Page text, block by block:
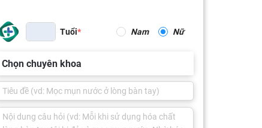
Tuổi Nam Nữ
Chọn chuyên khoa